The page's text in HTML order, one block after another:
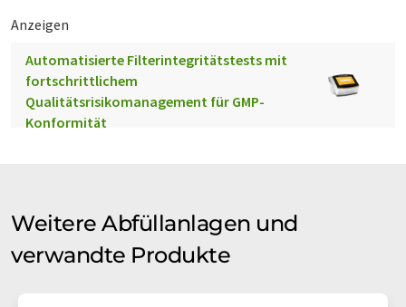
Anzeigen
Automatisierte Filterintegritätstests mit
fortschrittlichem
Qualitätsrisikomanagement für GMP-
Konformität
Weitere Abfüllanlagen und
verwandte Produkte